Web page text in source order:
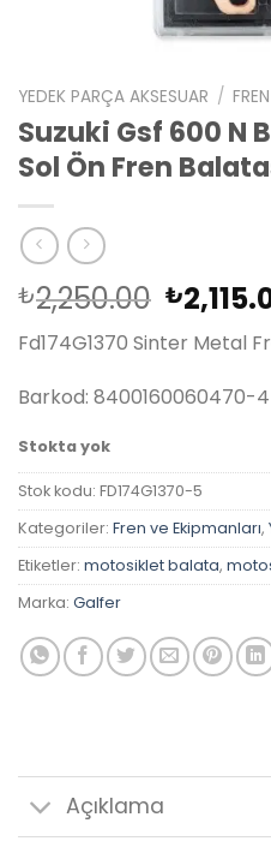
YEDEK PARÇA AKSESUAR /
Suzuki Gsf 600 N
Sol Ön Fren
₺2,250.00
fiyat:
₺
Fd174G1370 Sinter Metal
Barkod: 8400160060470-4
Stokta yok
Stok kodu: FD174G1370-5
Kategoriler: Fren ve Ekipmanları,
Etiketler: motosiklet balata,
Marka: Galfer
Açıklama